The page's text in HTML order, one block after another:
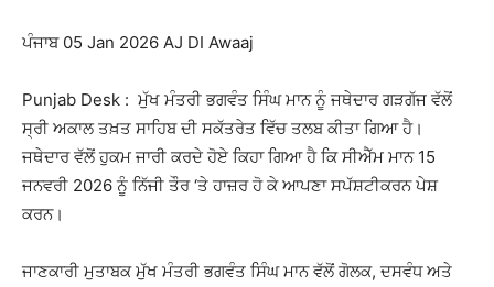
ਪੰਜਾਬ 05 Jan 2026 AJ DI Awaaj
Punjab Desk : ਮੁੱਖ ਮੰਤਰੀ ਭਗਵੰਤ ਸਿੰਘ ਮਾਨ ਨੂੰ ਜਥੇਦਾਰ ਗੜਗੱਜ ਵੱਲੋਂ
ਸ੍ਰੀ ਅਕਾਲ ਤਖ਼ਤ ਸਾਹਿਬ ਦੀ ਸਕੱਤਰੇਤ ਵਿੱਚ ਤਲਬ ਕੀਤਾ ਗਿਆ ਹੈ।
ਜਥੇਦਾਰ ਵੱਲੋਂ ਹੁਕਮ ਜਾਰੀ ਕਰਦੇ ਹੋਏ ਕਿਹਾ ਗਿਆ ਹੈ ਕਿ ਸੀਐੱਮ ਮਾਨ 15
ਜਨਵਰੀ 2026 ਨੂੰ ਨਿੱਜੀ ਤੌਰ ‘ਤੇ ਹਾਜ਼ਰ ਹੋ ਕੇ ਆਪਣਾ ਸਪੱਸ਼ਟੀਕਰਨ ਪੇਸ਼
ਕਰਨ।
ਜਾਣਕਾਰੀ ਮੁਤਾਬਕ ਮੁੱਖ ਮੰਤਰੀ ਭਗਵੰਤ ਸਿੰਘ ਮਾਨ ਵੱਲੋਂ ਗੋਲਕ, ਦਸਵੰਧ ਅਤੇ